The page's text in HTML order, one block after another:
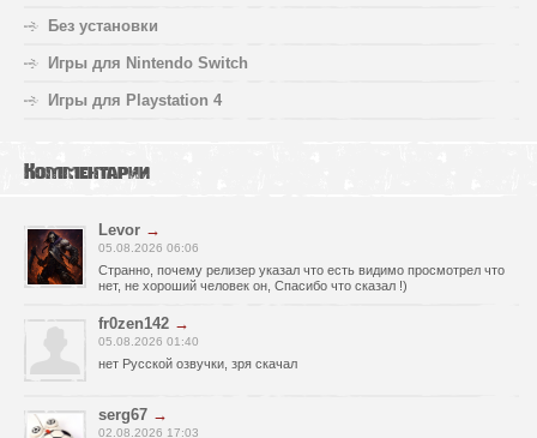
Без установки
Игры для Nintendo Switch
Игры для Playstation 4
Комментарии
Levor →
05.08.2026 06:06
Странно, почему релизер указал что есть видимо просмотрел что
нет, не хороший человек он, Спасибо что сказал !)
fr0zen142 →
05.08.2026 01:40
нет Русской озвучки, зря скачал
serg67 →
02.08.2026 17:03